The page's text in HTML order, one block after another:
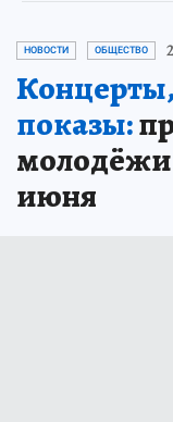
НОВОСТИ ОБЩЕСТВО
показы:
молодёжи
июня